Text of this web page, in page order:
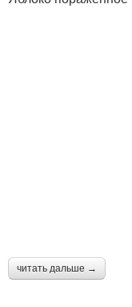
читать дальше →